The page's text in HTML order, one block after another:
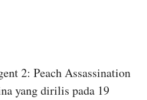
2: Peach Assassination
yang dirilis pada 19